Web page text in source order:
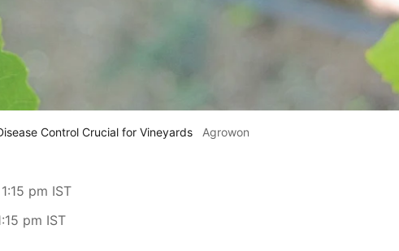
Control Crucial for Vineyards Agrowon
pm IST
pm IST